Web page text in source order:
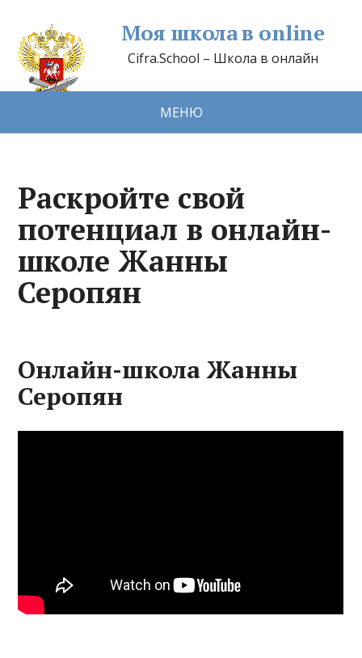
Моя школа в online
Cifra.School – Школа в онлайн
МЕНЮ
Раскройте свой
потенциал в онлайн-
школе Жанны
Серопян
Онлайн-школа Жанны
Серопян